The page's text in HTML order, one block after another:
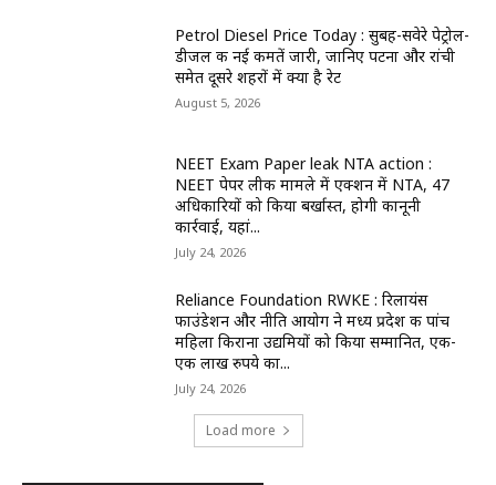
Petrol Diesel Price Today : सुबह-सवेरे पेट्रोल-
डीजल की नई कीमतें जारी, जानिए पटना और रांची
समेत दूसरे शहरों में क्या है रेट
August 5, 2026
NEET Exam Paper leak NTA action :
NEET पेपर लीक मामले में एक्शन में NTA, 47
अधिकारियों को किया बर्खास्त, होगी कानूनी
कार्रवाई, यहां...
July 24, 2026
Reliance Foundation RWKE : रिलायंस
फाउंडेशन और नीति आयोग ने मध्य प्रदेश की पांच
महिला किराना उद्यमियों को किया सम्मानित, एक-
एक लाख रुपये का...
July 24, 2026
Load more